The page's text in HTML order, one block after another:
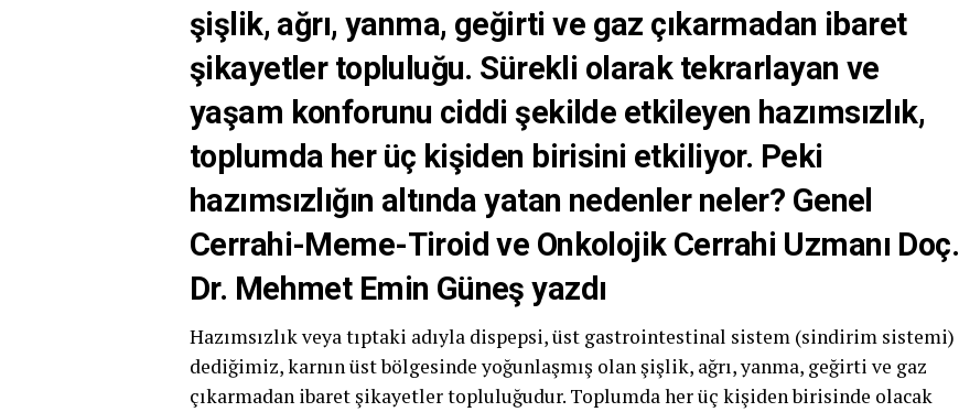
şişlik, ağrı, yanma, geğirti ve gaz çıkarmadan ibaret
şikayetler topluluğu. Sürekli olarak tekrarlayan ve
yaşam konforunu ciddi şekilde etkileyen hazımsızlık,
toplumda her üç kişiden birisini etkiliyor. Peki
hazımsızlığın altında yatan nedenler neler? Genel
Cerrahi-Meme-Tiroid ve Onkolojik Cerrahi Uzmanı Doç.
Dr. Mehmet Emin Güneş yazdı
Hazımsızlık veya tıptaki adıyla dispepsi, üst gastrointestinal sistem (sindirim sistemi)
dediğimiz, karnın üst bölgesinde yoğunlaşmış olan şişlik, ağrı, yanma, geğirti ve gaz
çıkarmadan ibaret şikayetler topluluğudur. Toplumda her üç kişiden birisinde olacak